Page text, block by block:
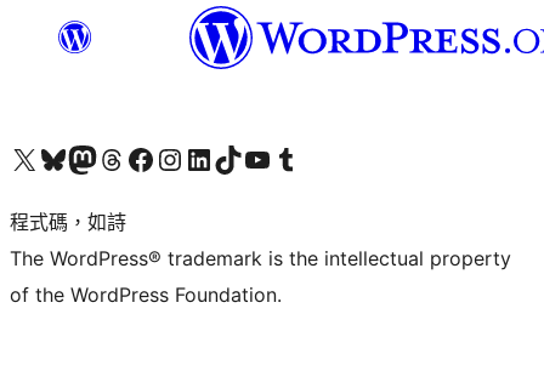
查看我們的 X (之前的 Twitter) 帳號造訪我們的 Bluesky 帳號造訪我們的 Mastodon 帳號造訪我們的 Threads 帳號 造訪我們的 Facebook 粉絲專頁Visit our Instagram account
Visit our LinkedIn account
造訪我們的 TikTok 帳號Visit our YouTube channel
造訪我們的 Tumblr 帳號
程式碼，如詩
The WordPress® trademark is the intellectual property
of the WordPress Foundation.